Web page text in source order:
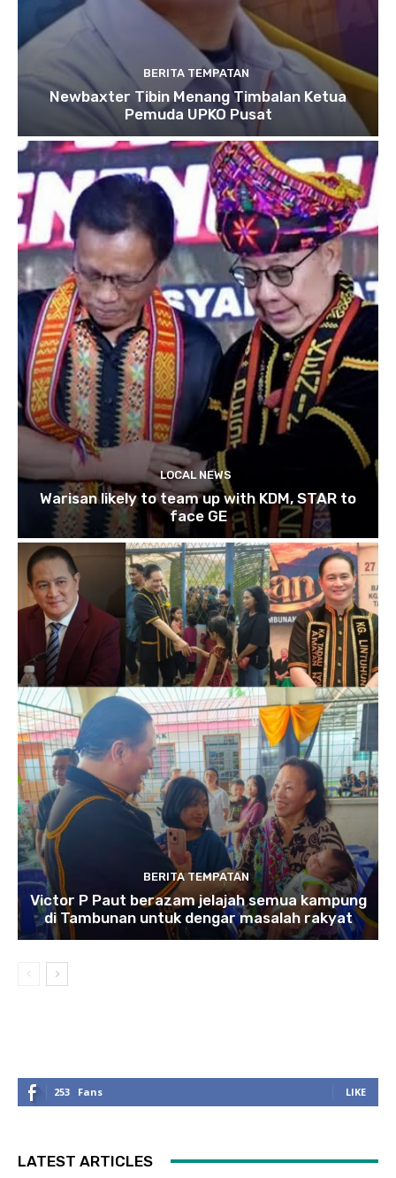
BERITA TEMPATAN
Newbaxter Tibin Menang Timbalan Ketua
Pemuda UPKO Pusat
LOCAL NEWS
Warisan likely to team up with KDM, STAR to
face GE
BERITA TEMPATAN
Victor P Paut berazam jelajah semua kampung
di Tambunan untuk dengar masalah rakyat
253 Fans LIKE
LATEST ARTICLES